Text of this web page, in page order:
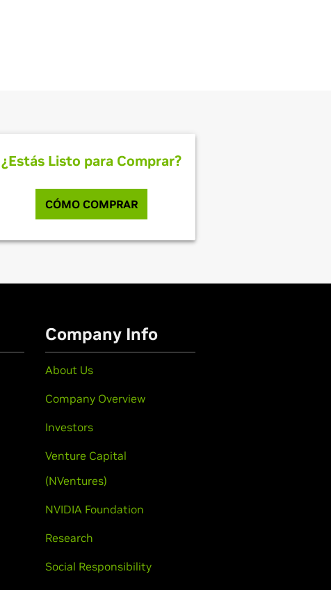
¿Estás Listo para Comprar?
CÓMO COMPRAR
Company Info
About Us
Company Overview
Investors
Venture Capital
(NVentures)
NVIDIA Foundation
Research
Social Responsibility